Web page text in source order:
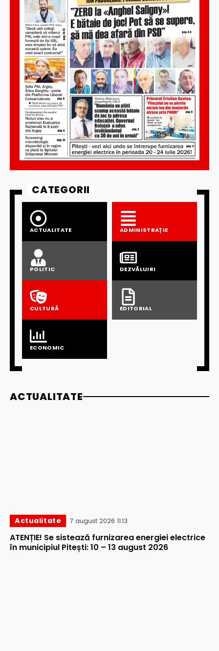
CATEGORII
ACTUALITATE ADMINISTRAȚIE
POLITIC DEZVĂLUIRI
CULTURĂ EDITORIAL
ECONOMIC
ACTUALITATE
Actualitate 7 august 2026 11:13
ATENȚIE! Se sistează furnizarea energiei electrice
în municipiul Pitești: 10 – 13 august 2026